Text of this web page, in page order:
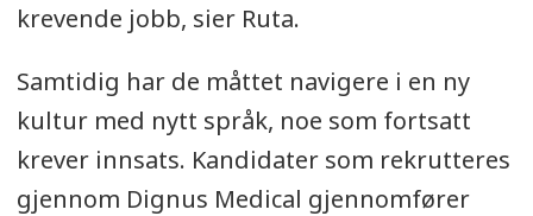
krevende jobb, sier Ruta.
Samtidig har de måttet navigere i en ny
kultur med nytt språk, noe som fortsatt
krever innsats. Kandidater som rekrutteres
gjennom Dignus Medical gjennomfører